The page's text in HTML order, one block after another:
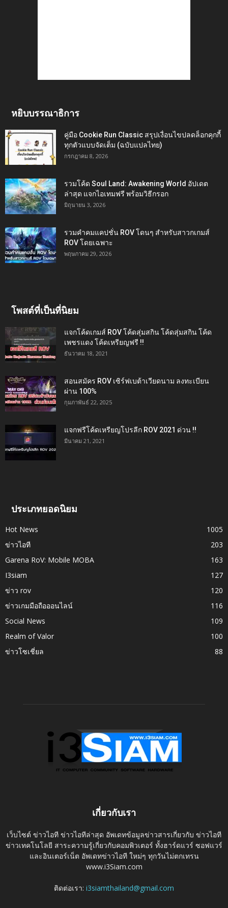
หยิบบรรณาธิการ
คู่มือ Cookie Run Classic สรุปเงื่อนไขปลดล็อกคุกกี้
ทุกตัวแบบจัดเต็ม (ฉบับแปลไทย)
กรกฎาคม 8, 2026
รวมโค้ด Soul Land: Awakening World อัปเดต
ล่าสุด แจกไอเทมฟรี พร้อมวิธีกรอก
มิถุนายน 3, 2026
รวมคำคมแคปชั่น ROV โดนๆ สำหรับสาวกเกมส์
ROV โดยเฉพาะ
พฤษภาคม 29, 2026
โพสต์ที่เป็นที่นิยม
แจกโค้ดเกมส์ ROV โค้ดสุ่มสกิน โค้ดสุ่มสกิน โค้ด
เพชรแดง โค้ดเหรียญฟรี !!
ธันวาคม 18, 2021
สอนสมัคร ROV เซิร์ฟเบต้าเวียดนาม ลงทะเบียน
ผ่าน 100%
กุมภาพันธ์ 22, 2025
แจกฟรีโค้ดเหรียญโปรลีก ROV 2021 ด่วน !!
มีนาคม 21, 2021
ประเภทยอดนิยม
Hot News
1005
ข่าวไอที
203
Garena RoV: Mobile MOBA
163
I3siam
127
ข่าว rov
120
ข่าวเกมมือถือออนไลน์
116
Social News
109
Realm of Valor
100
ข่าวโซเชี่ยล
88
เกี่ยวกับเรา
เว็บไซต์ ข่าวไอที ข่าวไอทีล่าสุด อัพเดทข้อมูลข่าวสารเกี่ยวกับ ข่าวไอที
ข่าวเทคโนโลยี สาระความรู้เกี่ยวกับคอมพิวเตอร์ ทั้งฮาร์ดแวร์ ซอฟแวร์
และอินเตอร์เน็ต อัพเดทข่าวไอที ใหม่ๆ ทุกวันไม่ตกเทรน
www.i3Siam.com
ติดต่อเรา: i3siamthailand@gmail.com